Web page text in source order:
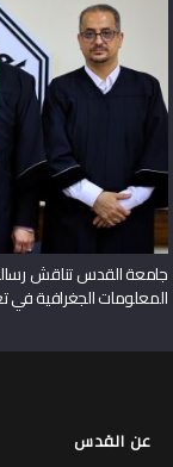
جامعة القدس تناقش رسالة
المعلومات الجغرافية في
عن القدس